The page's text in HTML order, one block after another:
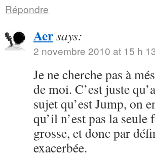
Répondre
Aersays:
2 novembre 2010 at 15 h
Je ne cherche pas à
de moi. C’est juste
sujet qu’est Jump, on
qu’il n’est pas la
grosse, et donc par
exacerbée.